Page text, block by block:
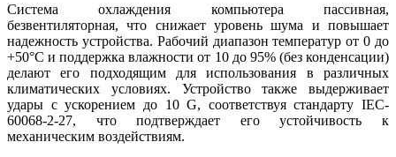
Система охлаждения компьютера пассивная,
безвентиляторная, что снижает уровень шума и повышает
надежность устройства. Рабочий диапазон температур от 0 до
+50°C и поддержка влажности от 10 до 95% (без конденсации)
делают его подходящим для использования в различных
климатических условиях. Устройство также выдерживает
удары с ускорением до 10 G, соответствуя стандарту IEC-
60068-2-27, что подтверждает его устойчивость к
механическим воздействиям.